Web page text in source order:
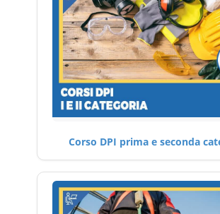
Corso DPI prima e seconda